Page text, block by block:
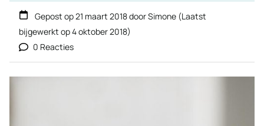
Gepost op21 maart 2018doorSimone (Laatst
bijgewerkt op4 oktober 2018)
0 Reacties